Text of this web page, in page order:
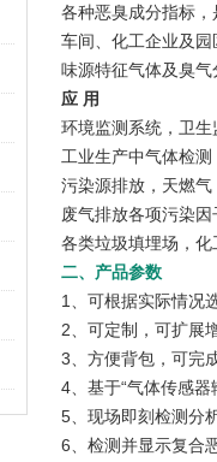
各种恶臭成分指标
车间、化工企业及
味源特征气体及臭气
应 用
环境监测系统，卫
工业生产中气体检
污染源排放，天燃
废气排放各项污染
各类垃圾填埋场，
二、产品参数
1、可根据实际情况
2、可定制，可扩展
3、方便背包，可完
4、基于“气体传感
5、现场即刻检测分
6、检测并显示复合